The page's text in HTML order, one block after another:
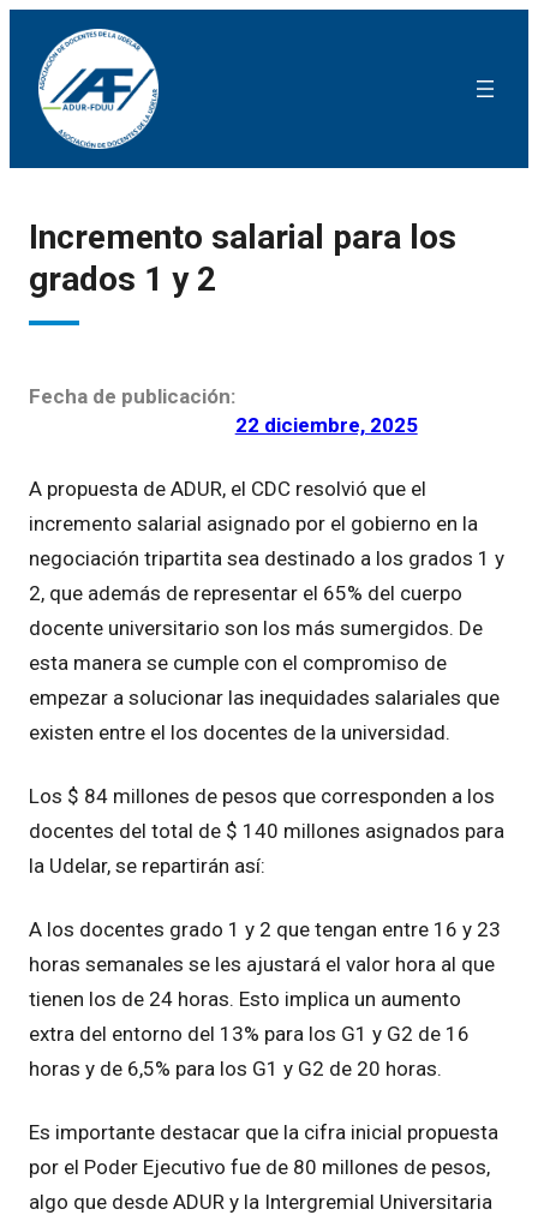
Incremento salarial para los
grados 1 y 2
Fecha de publicación:
22 diciembre, 2025
A propuesta de ADUR, el CDC resolvió que el
incremento salarial asignado por el gobierno en la
negociación tripartita sea destinado a los grados 1 y
2, que además de representar el 65% del cuerpo
docente universitario son los más sumergidos. De
esta manera se cumple con el compromiso de
empezar a solucionar las inequidades salariales que
existen entre el los docentes de la universidad.
Los $ 84 millones de pesos que corresponden a los
docentes del total de $ 140 millones asignados para
la Udelar, se repartirán así:
A los docentes grado 1 y 2 que tengan entre 16 y 23
horas semanales se les ajustará el valor hora al que
tienen los de 24 horas. Esto implica un aumento
extra del entorno del 13% para los G1 y G2 de 16
horas y de 6,5% para los G1 y G2 de 20 horas.
Es importante destacar que la cifra inicial propuesta
por el Poder Ejecutivo fue de 80 millones de pesos,
algo que desde ADUR y la Intergremial Universitaria